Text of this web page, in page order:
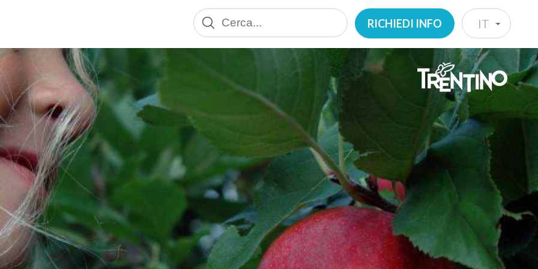
IT
IT
EN
DE
NL
RICHIEDI INFO